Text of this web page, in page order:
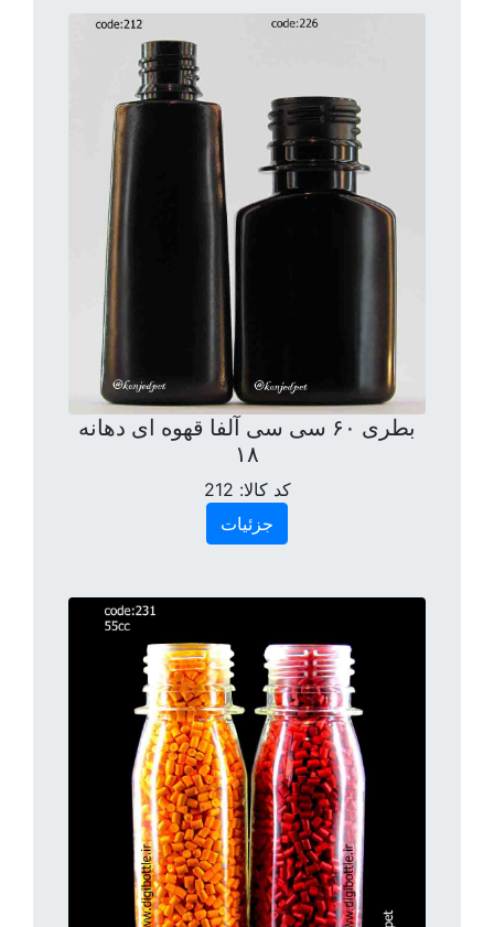
بطری ۶۰ سی سی آلفا قهوه ای دهانه
۱۸
کد کالا: 212
جزئیات